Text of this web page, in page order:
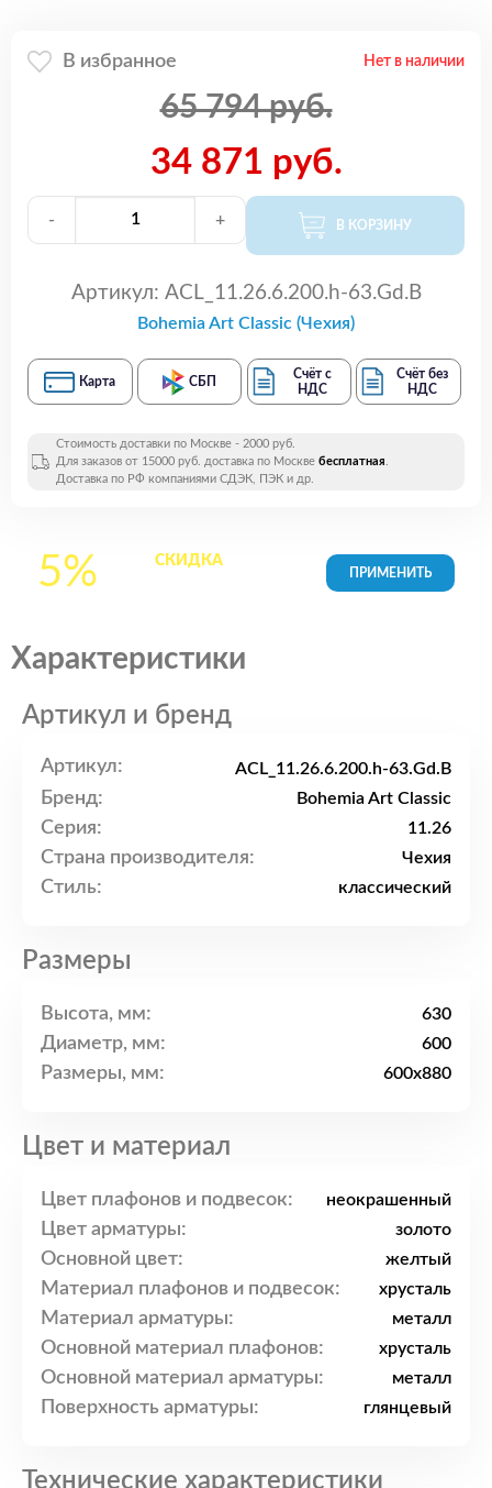
В избранное Нет в наличии
65 794 руб.
34 871 руб.
- + В КОРЗИНУ
Артикул: ACL_11.26.6.200.h-63.Gd.B
Bohemia Art Classic (Чехия)
Карта СБП
Счёт с
НДС
Счёт без
НДС
Стоимость доставки по Москве - 2000 руб.
Для заказов от 15000 руб. доставка по Москве бесплатная.
Доставка по РФ компаниями СДЭК, ПЭК и др.
5% СКИДКАна все
Характеристики
Артикул и бренд
Артикул: ACL_11.26.6.200.h-63.Gd.B
Бренд: Bohemia Art Classic
Серия: 11.26
Страна производителя: Чехия
Стиль: классический
Размеры
Высота, мм: 630
Диаметр, мм: 600
Размеры, мм: 600x880
Цвет и материал
Цвет плафонов и подвесок: неокрашенный
Цвет арматуры: золото
Основной цвет: желтый
Материал плафонов и подвесок: хрусталь
Материал арматуры: металл
Основной материал плафонов: хрусталь
Основной материал арматуры: металл
Поверхность арматуры: глянцевый
Технические характеристики